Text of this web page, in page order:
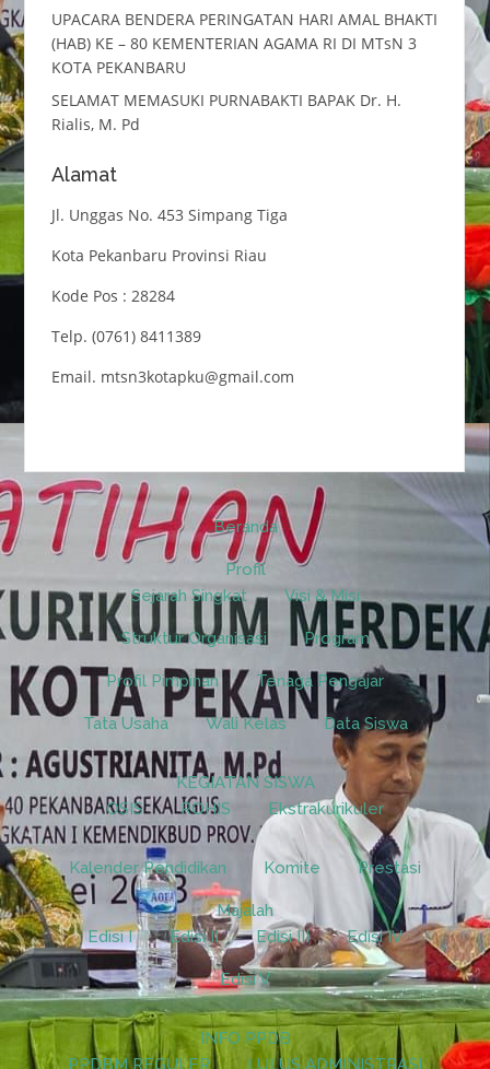
UPACARA BENDERA PERINGATAN HARI AMAL BHAKTI
(HAB) KE – 80 KEMENTERIAN AGAMA RI DI MTsN 3
KOTA PEKANBARU
SELAMAT MEMASUKI PURNABAKTI BAPAK Dr. H.
Rialis, M. Pd
Alamat
Jl. Unggas No. 453 Simpang Tiga
Kota Pekanbaru Provinsi Riau
Kode Pos : 28284
Telp. (0761) 8411389
Email. mtsn3kotapku@gmail.com
Beranda
Profil
Sejarah Singkat
Visi & Misi
Struktur Organisasi Program
Profil Pimpinan Tenaga Pengajar
Tata Usaha Wali Kelas Data Siswa
KEGIATAN SISWA
OSIS
ROHIS Ekstrakurikuler
Kalender Pendidikan Komite Prestasi
Majalah
Edisi I
Edisi II Edisi III Edisi IV
Edisi V
INFO PPDB
PPDBM REGULER
LULUS ADMINISTRASI